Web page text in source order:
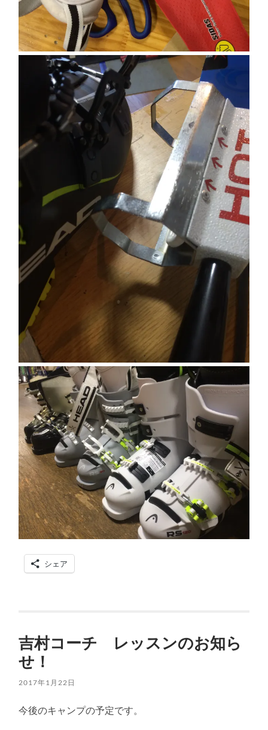
シェア
吉村コーチ レッスンのお知ら
せ！
2017年1月22日
今後のキャンプの予定です。